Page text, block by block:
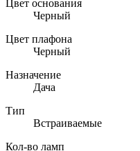
Цвет основания
Черный
Цвет плафона
Черный
Назначение
Дача
Тип
Встраиваемые
Кол-во ламп